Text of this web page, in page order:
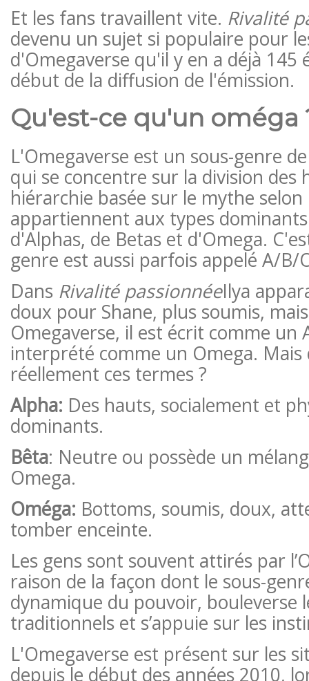
Et les fans travaillent vite. Rivalité
devenu un sujet si populaire pour
d'Omegaverse qu'il y en a déjà 145
début de la diffusion de l'émission.
Qu'est-ce qu'un oméga
L'Omegaverse est un sous-genre
qui se concentre sur la division des
hiérarchie basée sur le mythe
appartiennent aux types
d'Alphas, de Betas et d'Omega.
genre est aussi parfois appelé A/B/
Dans Rivalité passionnéeIlya
doux pour Shane, plus soumis,
Omegaverse, il est écrit comme un
interprété comme un Omega.
réellement ces termes ?
Alpha: Des hauts, socialement et
dominants.
Bêta: Neutre ou possède un
Omega.
Oméga: Bottoms, soumis, doux,
tomber enceinte.
Les gens sont souvent attirés par
raison de la façon dont le sous-
dynamique du pouvoir, bouleverse
traditionnels et s’appuie sur les
L'Omegaverse est présent sur les
depuis le début des années 2010,